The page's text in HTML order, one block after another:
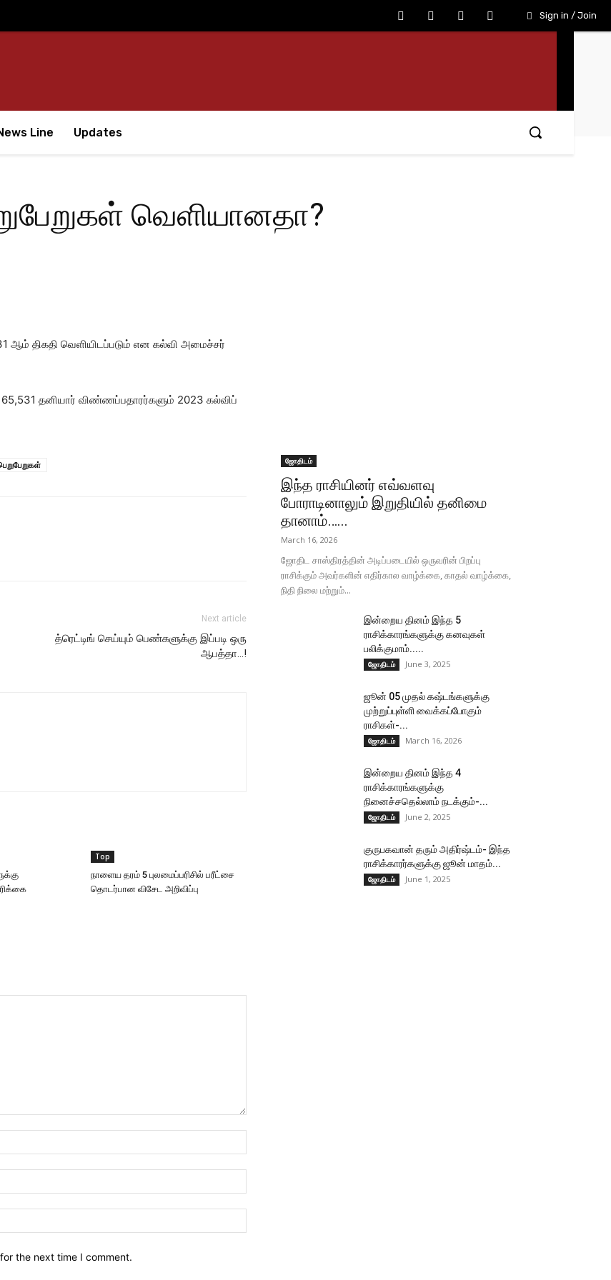
Sign in / Join
Line Updates
வெளியானதா?
ஆம் திகதி வெளியிடப்படும் என கல்வி அமைச்சர்
தனியார் விண்ணப்பதாரர்களும் 2023 கல்விப்
Next article
த்ரெட்டிங் செய்யும் பெண்களுக்கு இப்படி ஒரு
ஆபத்தா…!
Top
நாளைய தரம் 5 புலமைப்பரிசில் பரீட்சை
தொடர்பான விசேட அறிவிப்பு
the next time I comment.
ஜோதிடம்
இந்த ராசியினர் எவ்வளவு
போராடினாலும் இறுதியில் தனிமை
தானாம்…...
March 16, 2026
ஜோதிட சாஸ்திரத்தின் அடிப்படையில் ஒருவரின் பிறப்பு
ராசிக்கும் அவர்களின் எதிர்கால வாழ்க்கை, காதல் வாழ்க்கை,
நிதி நிலை மற்றும்...
இன்றைய தினம் இந்த 5
ராசிக்காரங்களுக்கு கனவுகள்
பலிக்குமாம்.....
ஜோதிடம் June 3, 2025
ஜூன் 05 முதல் கஷ்டங்களுக்கு
முற்றுப்புள்ளி வைக்கப்போகும்
ராசிகள்-...
ஜோதிடம் March 16, 2026
இன்றைய தினம் இந்த 4
ராசிக்காரங்களுக்கு
நினைச்சதெல்லாம் நடக்கும்-...
ஜோதிடம் June 2, 2025
குருபகவான் தரும் அதிர்ஷ்டம்- இந்த
ராசிக்காரர்களுக்கு ஜூன் மாதம்...
ஜோதிடம் June 1, 2025